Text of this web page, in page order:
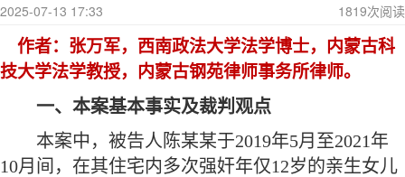
2025-07-13 17:33 1819次阅读
作者：张万军，西南政法大学法学博士，内蒙古科
技大学法学教授，内蒙古钢苑律师事务所律师。
一、本案基本事实及裁判观点
本案中，被告人陈某某于2019年5月至2021年
10月间，在其住宅内多次强奸年仅12岁的亲生女儿